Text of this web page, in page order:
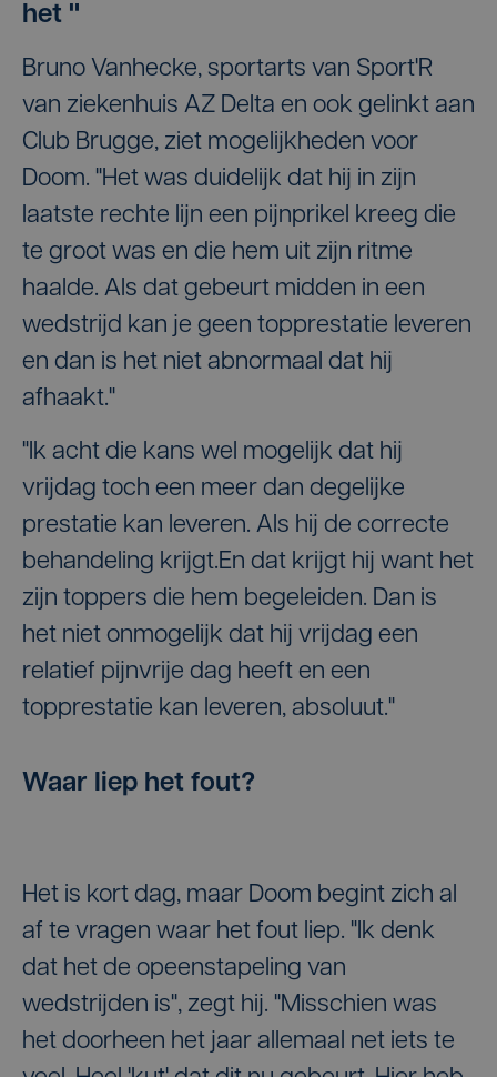
het "
Bruno Vanhecke, sportarts van Sport'R
van ziekenhuis AZ Delta en ook gelinkt aan
Club Brugge, ziet mogelijkheden voor
Doom. "Het was duidelijk dat hij in zijn
laatste rechte lijn een pijnprikel kreeg die
te groot was en die hem uit zijn ritme
haalde. Als dat gebeurt midden in een
wedstrijd kan je geen topprestatie leveren
en dan is het niet abnormaal dat hij
afhaakt."
"Ik acht die kans wel mogelijk dat hij
vrijdag toch een meer dan degelijke
prestatie kan leveren. Als hij de correcte
behandeling krijgt.En dat krijgt hij want het
zijn toppers die hem begeleiden. Dan is
het niet onmogelijk dat hij vrijdag een
relatief pijnvrije dag heeft en een
topprestatie kan leveren, absoluut."
Waar liep het fout?
Het is kort dag, maar Doom begint zich al
af te vragen waar het fout liep. "Ik denk
dat het de opeenstapeling van
wedstrijden is", zegt hij. "Misschien was
het doorheen het jaar allemaal net iets te